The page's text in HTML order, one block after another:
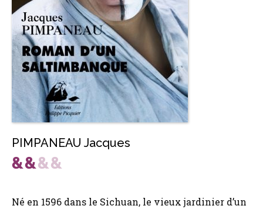
PIMPANEAU Jacques
Né en 1596 dans le Sichuan, le vieux jardinier d’un